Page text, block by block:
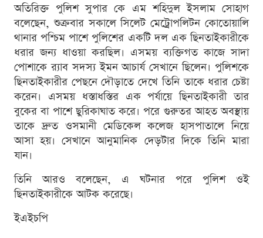
অতিরিক্ত পুলিশ সুপার কে এম শহিদুল ইসলাম সোহাগ
বলেছেন, শুক্রবার সকালে সিলেট মেট্রোপলিটন কোতোয়ালি
থানার পশ্চিম পাশে পুলিশের একটি দল এক ছিনতাইকারীকে
ধরার জন্য ধাওয়া করছিল। এসময় ব্যক্তিগত কাজে সাদা
পোশাকে র‌্যাব সদস্য ইমন আচার্য সেখানে ছিলেন। পুলিশকে
ছিনতাইকারীর পেছনে দৌড়াতে দেখে তিনি তাকে ধরার চেষ্টা
করেন। এসময় ধস্তাধস্তির এক পর্যায়ে ছিনতাইকারী তার
বুকের বা পাশে ছুরিকাঘাত করে। পরে গুরুতর আহত অবস্থায়
তাকে দ্রুত ওসমানী মেডিকেল কলেজ হাসপাতালে নিয়ে
আসা হয়। সেখানে আনুমানিক দেড়টার দিকে তিনি মারা
যান।
তিনি আরও বলেছেন, এ ঘটনার পরে পুলিশ ওই
ছিনতাইকারীকে আটক করেছে।
ইএইচপি